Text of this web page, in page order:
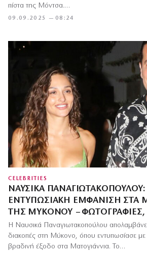
09.09.2025 — 08:24
πίστα της Μόντσα.…
CELEBRITIES
ΝΑΥΣΙΚΆ
ΕΝΤΥΠΩΣΙΑΚΉ ΕΜΦΆΝΙΣΗ ΣΤΑ
ΤΗΣ ΜΥΚΌΝΟΥ – ΦΩΤΟΓΡΑΦΊΕΣ,
Η Ναυσικά Παναγιωτακοπούλου απολαμβάνει
διακοπές στη Μύκονο, όπου εντυπωσίασε
βραδινή έξοδο στα Ματογιάννια. Το…